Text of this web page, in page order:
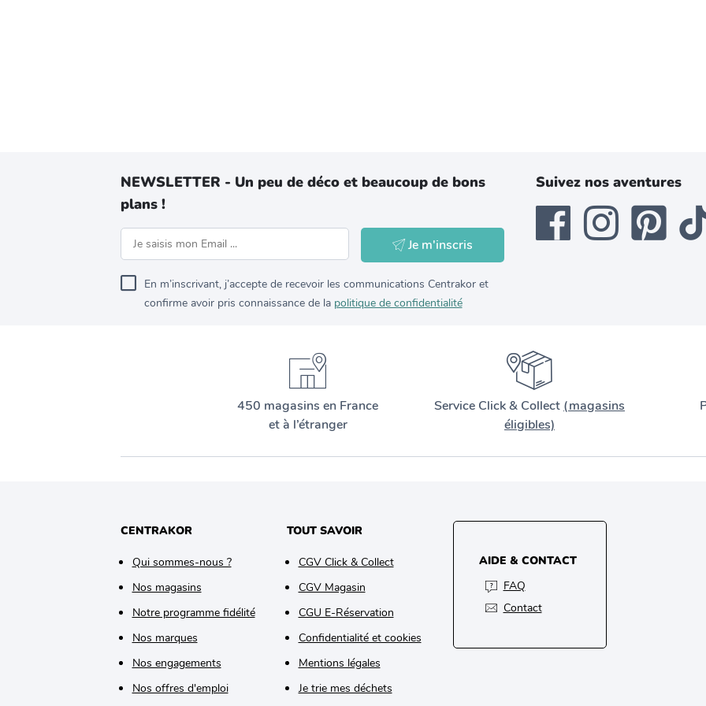
NEWSLETTER - Un peu de déco et beaucoup de bons
plans !
Je m'inscris
En m’inscrivant, j’accepte de recevoir les communications Centrakor et
confirme avoir pris connaissance de la politique de confidentialité
Suivez nos aventures
450 magasins en France
et à l’étranger
Service Click & Collect (magasins
éligibles)
CENTRAKOR
Qui sommes-nous ?
Nos magasins
Notre programme fidélité
Nos marques
Nos engagements
Nos offres d'emploi
TOUT SAVOIR
CGV Click & Collect
CGV Magasin
CGU E-Réservation
Confidentialité et cookies
Mentions légales
Je trie mes déchets
AIDE & CONTACT
FAQ
Contact